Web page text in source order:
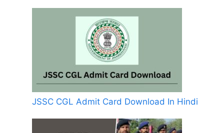
JSSC CGL Admit Card Download In Hindi